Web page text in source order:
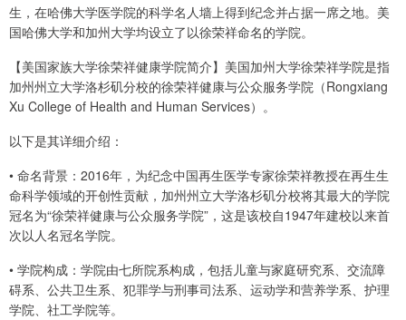
生，在哈佛大学医学院的科学名人墙上得到纪念并占据一席之地。美
国哈佛大学和加州大学均设立了以徐荣祥命名的学院。
【美国家族大学徐荣祥健康学院简介】美国加州大学徐荣祥学院是指
加州州立大学洛杉矶分校的徐荣祥健康与公众服务学院（Rongxiang
Xu College of Health and Human Services）。
以下是其详细介绍：
• 命名背景：2016年，为纪念中国再生医学专家徐荣祥教授在再生生
命科学领域的开创性贡献，加州州立大学洛杉矶分校将其最大的学院
冠名为“徐荣祥健康与公众服务学院”，这是该校自1947年建校以来首
次以人名冠名学院。
• 学院构成：学院由七所院系构成，包括儿童与家庭研究系、交流障
碍系、公共卫生系、犯罪学与刑事司法系、运动学和营养学系、护理
学院、社工学院等。